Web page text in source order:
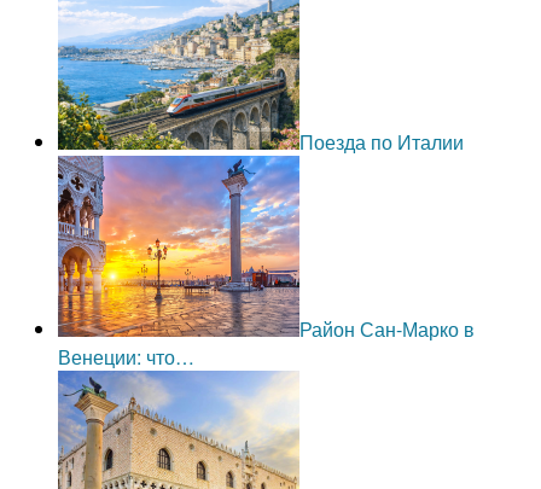
Поезда по Италии
Район Сан-Марко в
Венеции: что…